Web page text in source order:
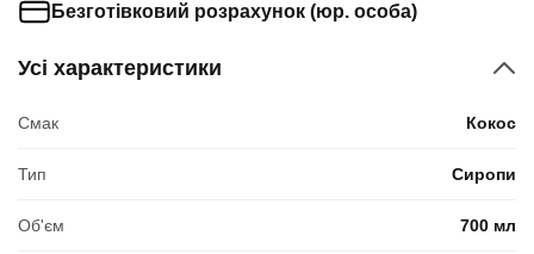
Усі характеристики
Смак Кокос
Тип Сиропи
Об'єм 700 мл
Безготівковий розрахунок (юр. особа)